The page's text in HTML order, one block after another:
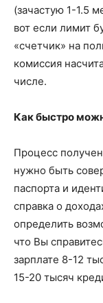
(зачастую 1-1.5
вот если лимит
«счетчик» на
комиссия
числе.
Как быстро
Процесс
нужно быть
паспорта и
справка о
определить
что Вы
зарплате 8-12
15-20 тысяч